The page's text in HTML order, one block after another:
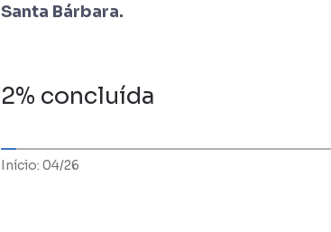
Santa Bárbara.
2% concluída
Início: 04/26